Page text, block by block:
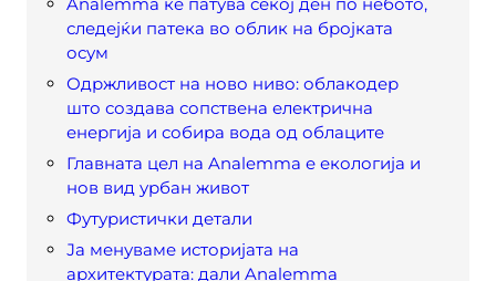
следејќи патека во облик на бројката
осум
Одржливост на ново ниво: облакодер
што создава сопствена електрична
енергија и собира вода од облаците
Главната цел на Analemma е екологија и
нов вид урбан живот
Футуристички детали
Ја менуваме историјата на
архитектурата: дали Analemma